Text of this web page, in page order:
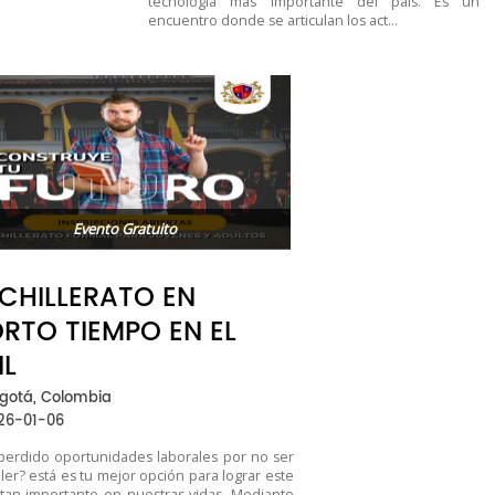
encuentro donde se articulan los act...
Evento Gratuito
EN
TIEMPO EN EL
Colombia
01-06
oportunidades laborales por no ser
está es tu mejor opción para lograr este